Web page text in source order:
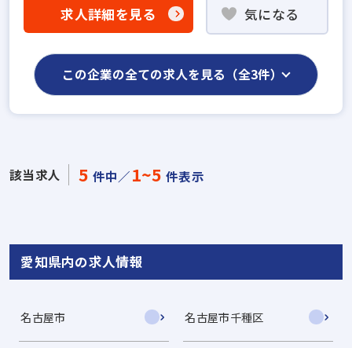
求人詳細を見る 気になる
この企業の全ての求人を見る（全3件）
該当求人 5 件中／1~5 件表示
愛知県内の求人情報
名古屋市 名古屋市千種区